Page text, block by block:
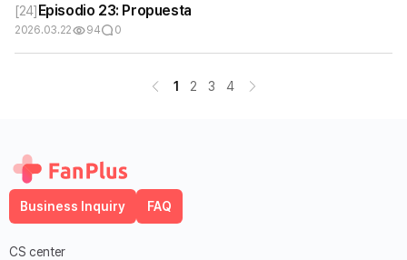
[24] Episodio 23: Propuesta
2026.03.22 94 0
1 2 3 4
Business Inquiry FAQ
CS center